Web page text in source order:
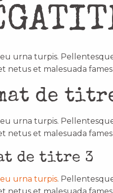
urna turpis.
netus et malesuada
de
urna turpis.
netus et malesuada
de titre 3
urna turpis.